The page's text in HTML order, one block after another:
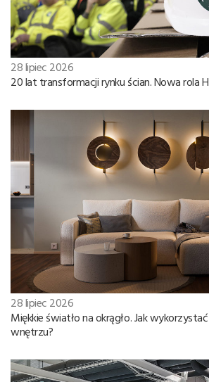
28 lipiec 2026
20 lat transformacji rynku ścian. Nowa rola
28 lipiec 2026
Miękkie światło na okrągło. Jak
wnętrzu?